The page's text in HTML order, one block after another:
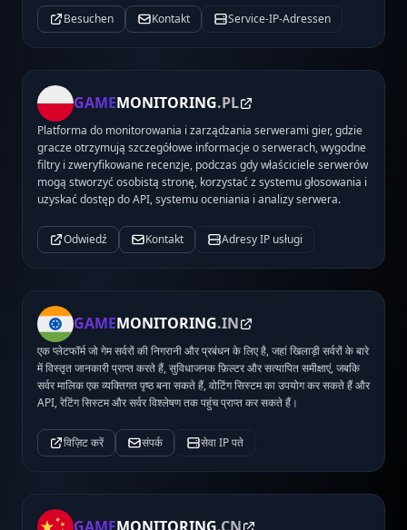
Besuchen Kontakt Service-IP-Adressen
GAMEMONITORING.PL
Platforma do monitorowania i zarządzania serwerami gier, gdzie
gracze otrzymują szczegółowe informacje o serwerach, wygodne
filtry i zweryfikowane recenzje, podczas gdy właściciele serwerów
mogą stworzyć osobistą stronę, korzystać z systemu głosowania i
uzyskać dostęp do API, systemu oceniania i analizy serwera.
Odwiedź Kontakt Adresy IP usługi
GAMEMONITORING.IN
एक प्लेटफॉर्म जो गेम सर्वरों की निगरानी और प्रबंधन के लिए है, जहां खिलाड़ी सर्वरों के बारे
में विस्तृत जानकारी प्राप्त करते हैं, सुविधाजनक फ़िल्टर और सत्यापित समीक्षाएं, जबकि
सर्वर मालिक एक व्यक्तिगत पृष्ठ बना सकते हैं, वोटिंग सिस्टम का उपयोग कर सकते हैं और
API, रेटिंग सिस्टम और सर्वर विश्लेषण तक पहुंच प्राप्त कर सकते हैं।
विज़िट करें संपर्क सेवा IP पते